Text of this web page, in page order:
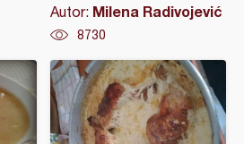
Autor: Milena Radivojević
8730